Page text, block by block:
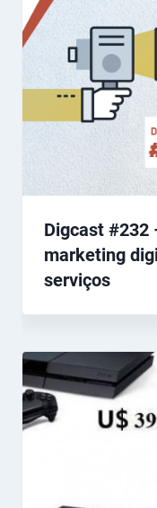
Digcast #232
marketing
serviços